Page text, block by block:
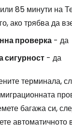
85 минути на
ако трябва да
проверка - да
сигурност - да
терминала,
багажа си,
автоматичното